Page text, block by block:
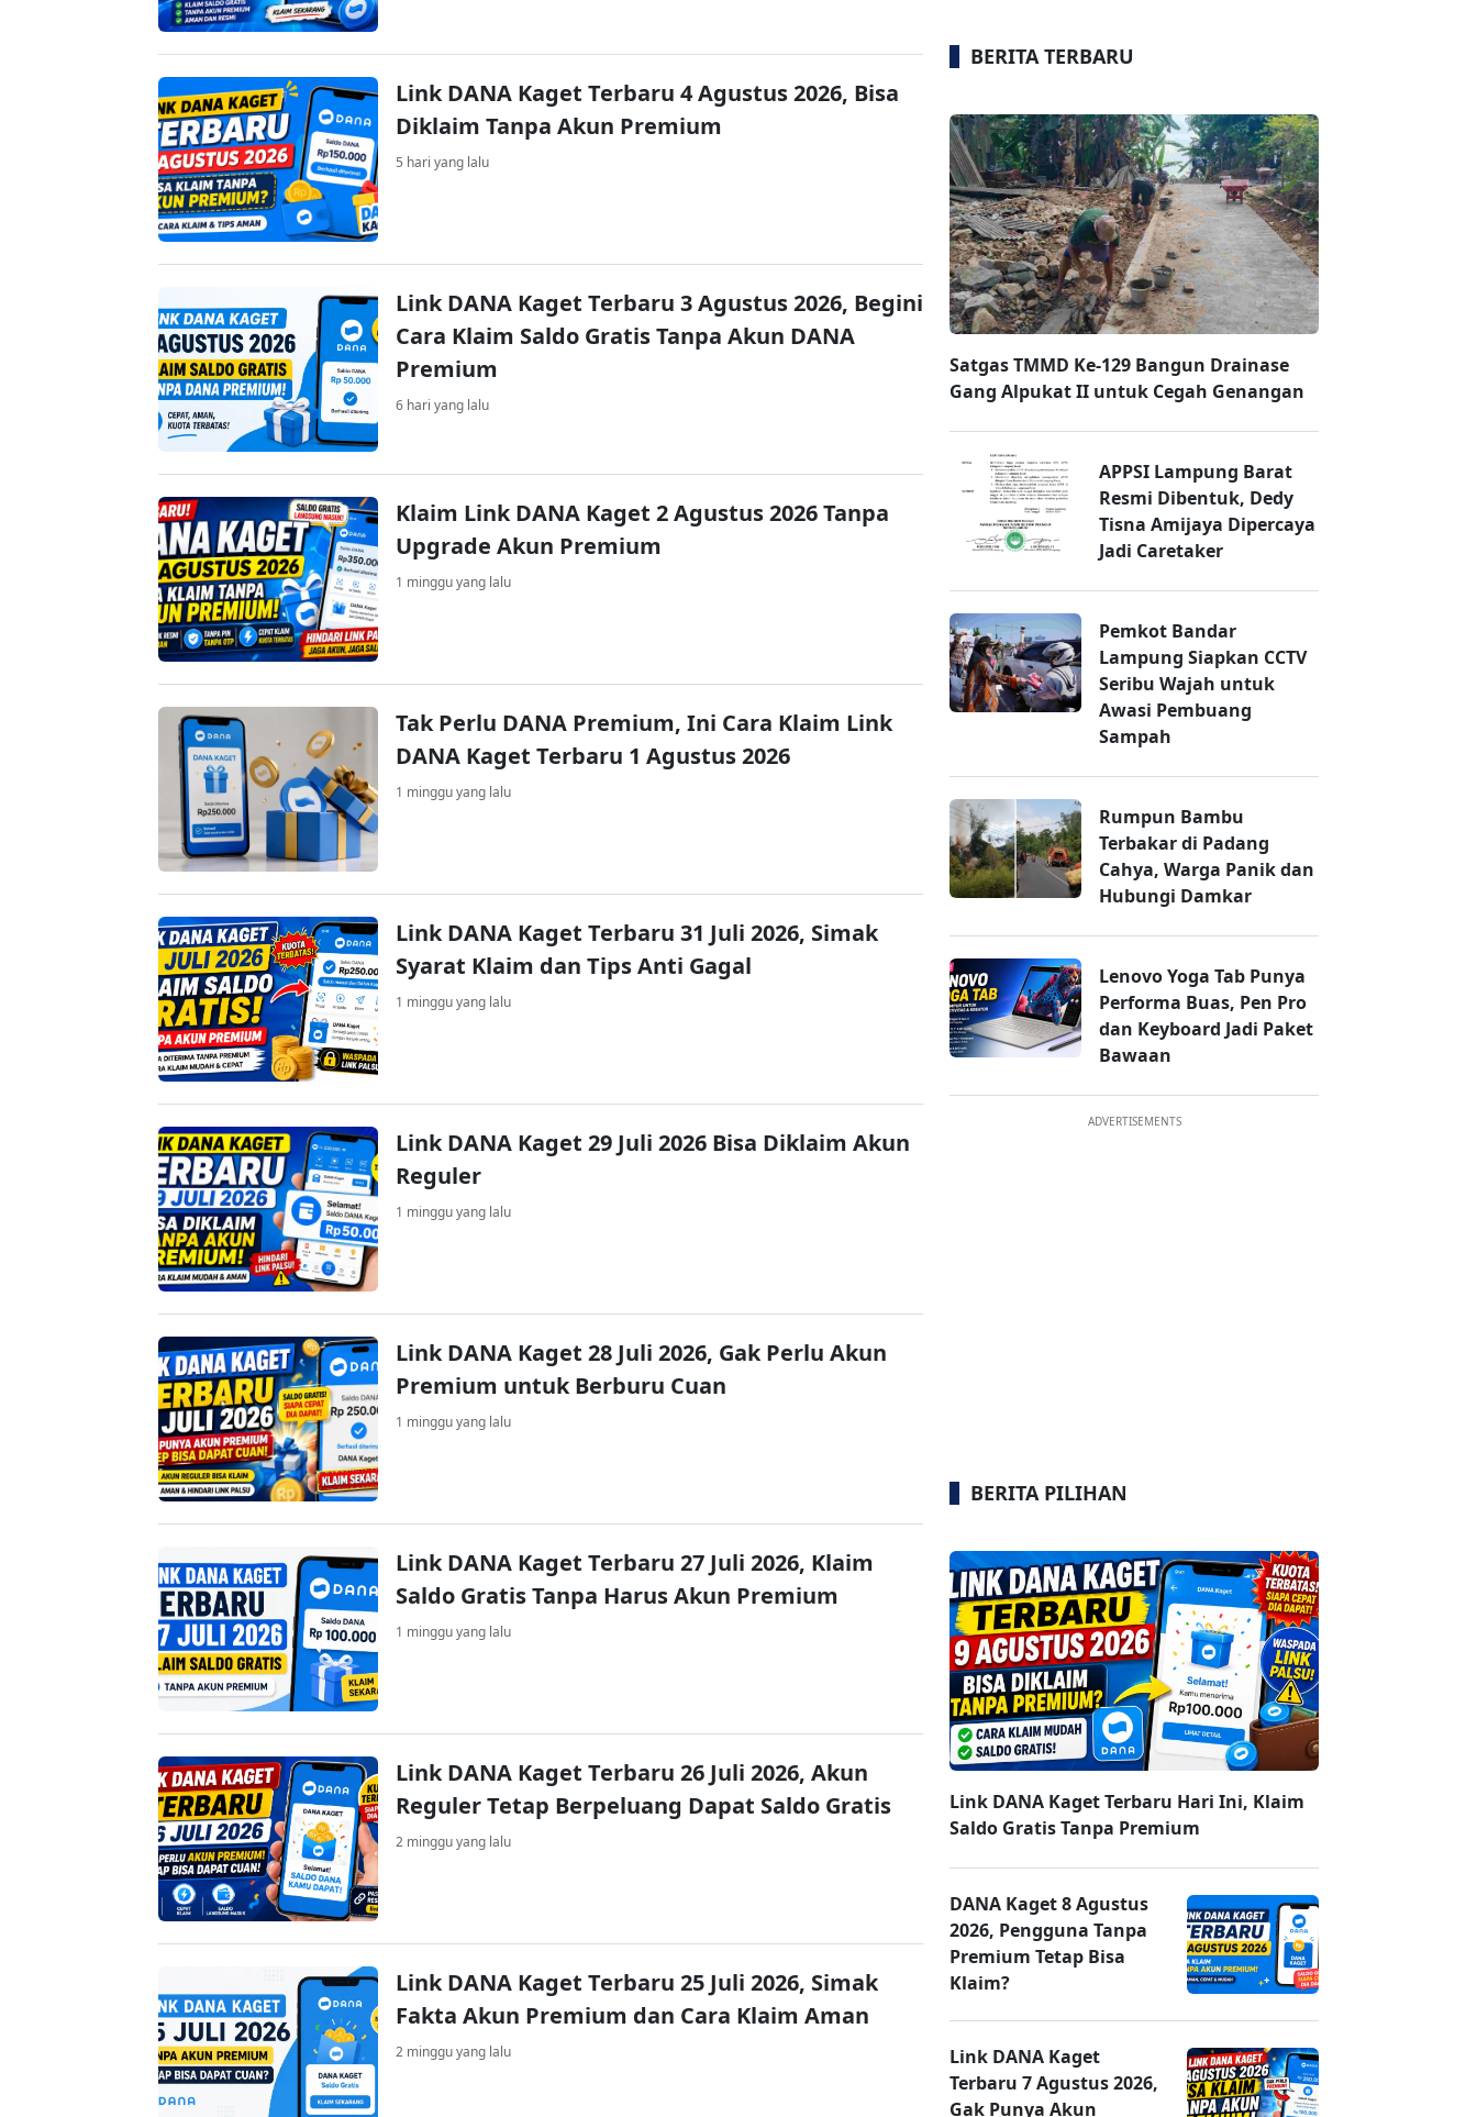
Link DANA Kaget Terbaru 4 Agustus 2026, Bisa
Diklaim Tanpa Akun Premium
5 hari yang lalu
Link DANA Kaget Terbaru 3 Agustus 2026, Begini
Cara Klaim Saldo Gratis Tanpa Akun DANA
Premium
6 hari yang lalu
Klaim Link DANA Kaget 2 Agustus 2026 Tanpa
Upgrade Akun Premium
1 minggu yang lalu
Tak Perlu DANA Premium, Ini Cara Klaim Link
DANA Kaget Terbaru 1 Agustus 2026
1 minggu yang lalu
Link DANA Kaget Terbaru 31 Juli 2026, Simak
Syarat Klaim dan Tips Anti Gagal
1 minggu yang lalu
Link DANA Kaget 29 Juli 2026 Bisa Diklaim Akun
Reguler
1 minggu yang lalu
Link DANA Kaget 28 Juli 2026, Gak Perlu Akun
Premium untuk Berburu Cuan
1 minggu yang lalu
Link DANA Kaget Terbaru 27 Juli 2026, Klaim
Saldo Gratis Tanpa Harus Akun Premium
1 minggu yang lalu
Link DANA Kaget Terbaru 26 Juli 2026, Akun
Reguler Tetap Berpeluang Dapat Saldo Gratis
2 minggu yang lalu
Link DANA Kaget Terbaru 25 Juli 2026, Simak
Fakta Akun Premium dan Cara Klaim Aman
2 minggu yang lalu
BERITA TERBARU
Satgas TMMD Ke-129 Bangun Drainase
Gang Alpukat II untuk Cegah Genangan
APPSI Lampung Barat
Resmi Dibentuk, Dedy
Tisna Amijaya Dipercaya
Jadi Caretaker
Pemkot Bandar
Lampung Siapkan CCTV
Seribu Wajah untuk
Awasi Pembuang
Sampah
Rumpun Bambu
Terbakar di Padang
Cahya, Warga Panik dan
Hubungi Damkar
Lenovo Yoga Tab Punya
Performa Buas, Pen Pro
dan Keyboard Jadi Paket
Bawaan
ADVERTISEMENTS
BERITA PILIHAN
Link DANA Kaget Terbaru Hari Ini, Klaim
Saldo Gratis Tanpa Premium
DANA Kaget 8 Agustus
2026, Pengguna Tanpa
Premium Tetap Bisa
Klaim?
Link DANA Kaget
Terbaru 7 Agustus 2026,
Gak Punya Akun